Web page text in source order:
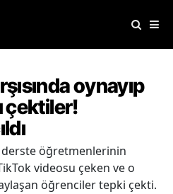
oynayıp
çektiler!
derste öğretmenlerinin
videosu çeken ve o
öğrenciler tepki çekti.